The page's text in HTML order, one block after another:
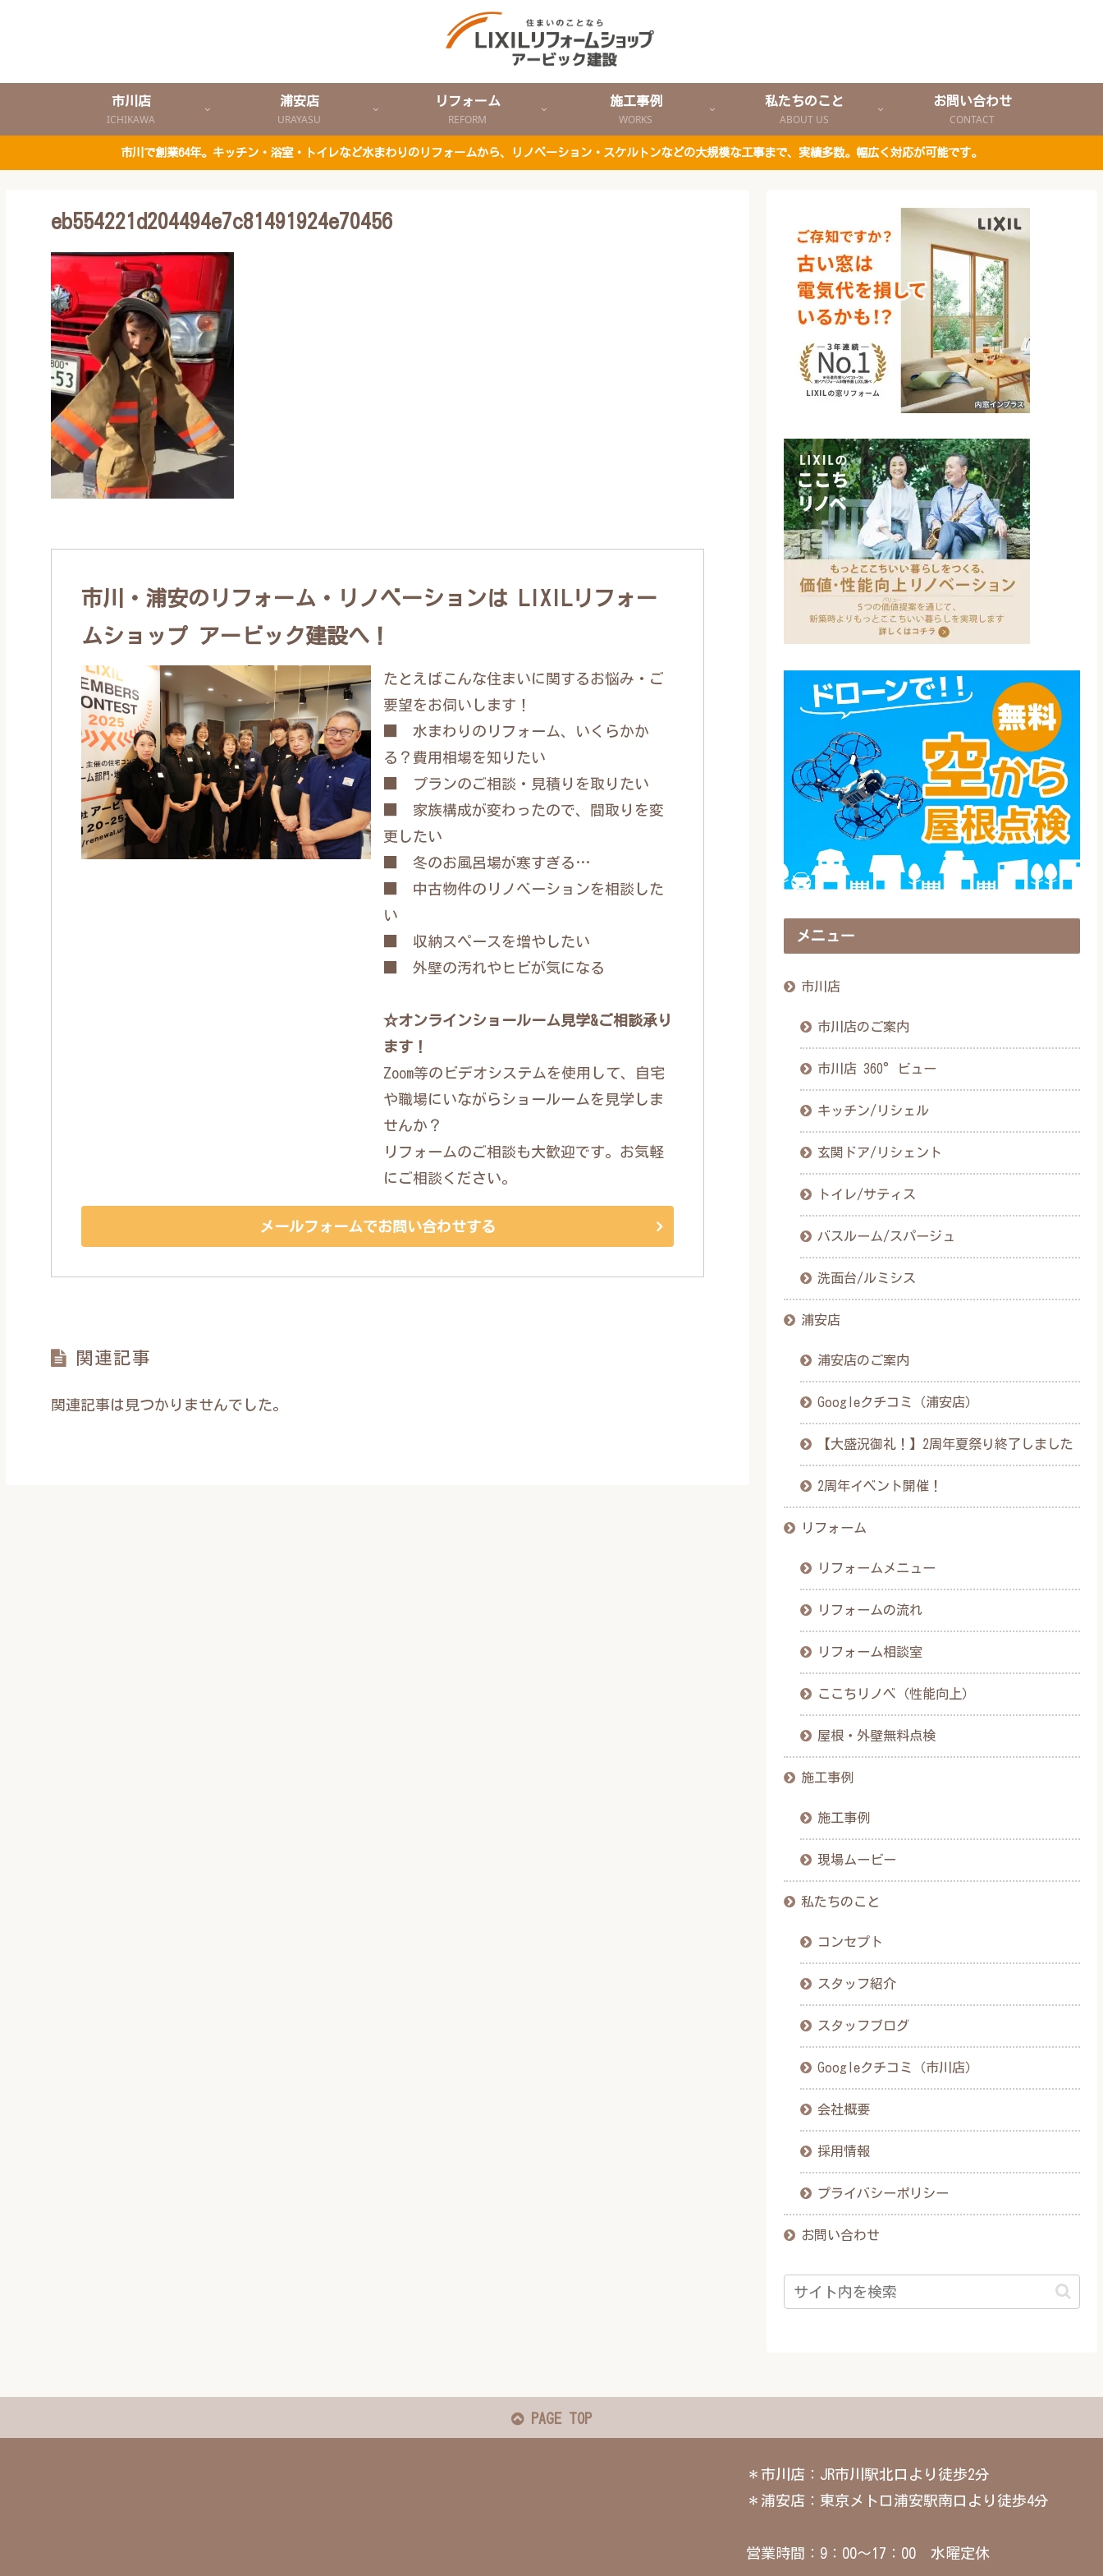
市川店
ICHIKAWA
浦安店
URAYASU
リフォーム
REFORM
施工事例
WORKS
私たちのこと
ABOUT US
お問い合わせ
CONTACT
市川で創業64年。キッチン・浴室・トイレなど水まわりのリフォームから、リノベーション・スケルトンなどの大規模な工事まで、実績多数。幅広く対応が可能です。
eb554221d204494e7c81491924e70456
市川・浦安のリフォーム・リノベーションは LIXILリフォー
ムショップ アービック建設へ！
たとえばこんな住まいに関するお悩み・ご
要望をお伺いします！
■ 水まわりのリフォーム、いくらかか
る？費用相場を知りたい
■ プランのご相談・見積りを取りたい
■ 家族構成が変わったので、間取りを変
更したい
■ 冬のお風呂場が寒すぎる…
■ 中古物件のリノベーションを相談した
い
■ 収納スペースを増やしたい
■ 外壁の汚れやヒビが気になる
☆オンラインショールーム見学&ご相談承り
ます！
Zoom等のビデオシステムを使用して、自宅
や職場にいながらショールームを見学しま
せんか？
リフォームのご相談も大歓迎です。お気軽
にご相談ください。
メールフォームでお問い合わせする
関連記事
関連記事は見つかりませんでした。
メニュー
市川店
市川店のご案内
市川店 360°ビュー
キッチン/リシェル
玄関ドア/リシェント
トイレ/サティス
バスルーム/スパージュ
洗面台/ルミシス
浦安店
浦安店のご案内
Googleクチコミ（浦安店）
【大盛況御礼！】2周年夏祭り終了しました
2周年イベント開催！
リフォーム
リフォームメニュー
リフォームの流れ
リフォーム相談室
ここちリノベ（性能向上）
屋根・外壁無料点検
施工事例
施工事例
現場ムービー
私たちのこと
コンセプト
スタッフ紹介
スタッフブログ
Googleクチコミ（市川店）
会社概要
採用情報
プライバシーポリシー
お問い合わせ
PAGE TOP
＊市川店：JR市川駅北口より徒歩2分
＊浦安店：東京メトロ浦安駅南口より徒歩4分
営業時間：9：00～17：00 水曜定休